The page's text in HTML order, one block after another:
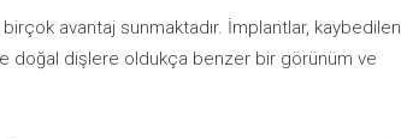
avantaj sunmaktadır. İmplantlar, kaybedilen
doğal dişlere oldukça benzer bir görünüm ve